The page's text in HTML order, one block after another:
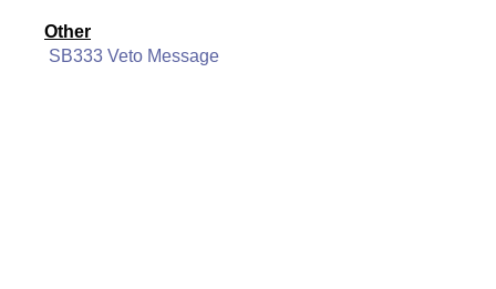
Other
SB333 Veto Message